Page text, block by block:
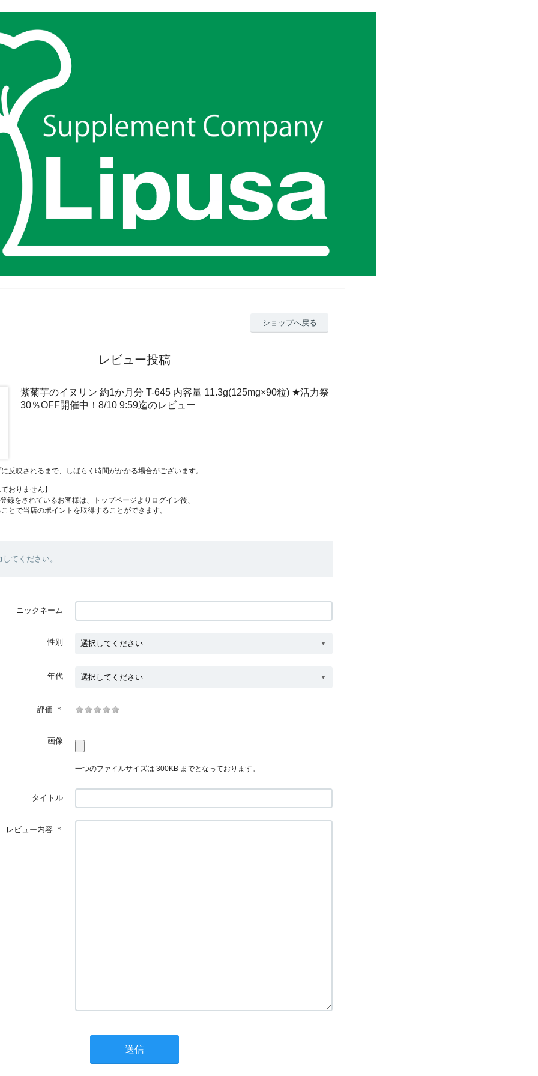
ショップへ戻る
レビュー投稿
紫菊芋のイヌリン 約1か月分 T-645 内容量 11.3g(125mg×90粒) ★活力祭
30％OFF開催中！8/10 9:59迄のレビュー
反映されるまで、しばらく時間がかかる場合がございます。
おりません】
録をされているお客様は、トップページよりログイン後、
とで当店のポイントを取得することができます。
てください。
ニックネーム
性別
年代
評価 ＊
画像
一つのファイルサイズは 300KB までとなっております。
タイトル
レビュー内容 ＊